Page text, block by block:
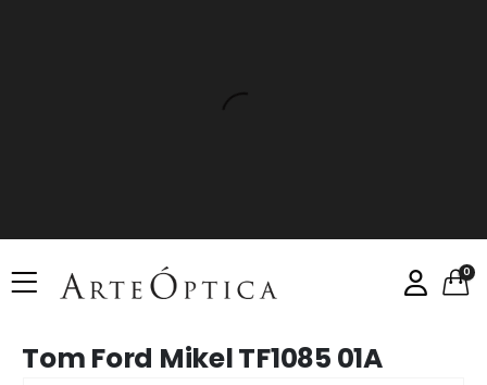
0
Tom Ford Mikel TF1085 01A